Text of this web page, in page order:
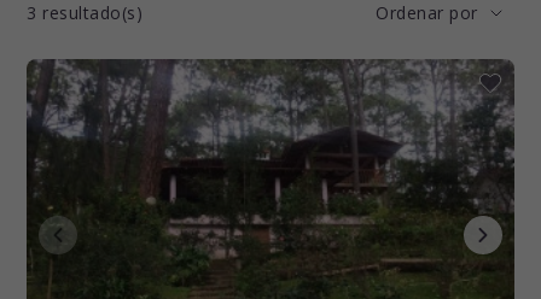
3 resultado(s) Ordenar por